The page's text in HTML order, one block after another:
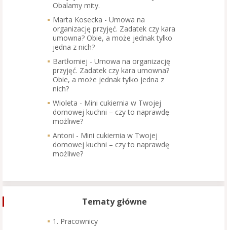
Obalamy mity.
Marta Kosecka - Umowa na
organizację przyjęć. Zadatek czy kara
umowna? Obie, a może jednak tylko
jedna z nich?
Bartłomiej - Umowa na organizację
przyjęć. Zadatek czy kara umowna?
Obie, a może jednak tylko jedna z
nich?
Wioleta - Mini cukiernia w Twojej
domowej kuchni – czy to naprawdę
możliwe?
Antoni - Mini cukiernia w Twojej
domowej kuchni – czy to naprawdę
możliwe?
Tematy główne
1. Pracownicy